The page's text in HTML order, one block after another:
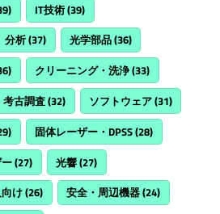
IT技術(39)
分析(37) 光学部品(36)
クリーニング・洗浄(33)
古調査(32) ソフトウェア(31)
固体レーザー・DPSS(28)
(27) 光響(27)
け(26) 安全・周辺機器(24)